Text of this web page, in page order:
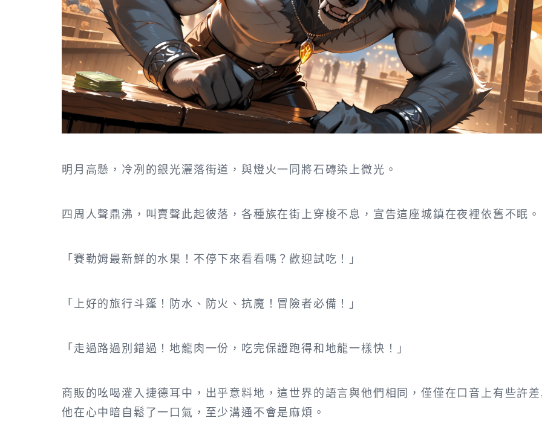
明月高懸，冷冽的銀光灑落街道，與燈火一同將石磚染上微光。
四周人聲鼎沸，叫賣聲此起彼落，各種族在街上穿梭不息，宣告這座城鎮在夜裡依舊不眠。
「賽勒姆最新鮮的水果！不停下來看看嗎？歡迎試吃！」
「上好的旅行斗篷！防水、防火、抗魔！冒險者必備！」
「走過路過別錯過！地龍肉一份，吃完保證跑得和地龍一樣快！」
商販的吆喝灌入捷德耳中，出乎意料地，這世界的語言與他們相同，僅僅在口音上有些許
他在心中暗自鬆了一口氣，至少溝通不會是麻煩。